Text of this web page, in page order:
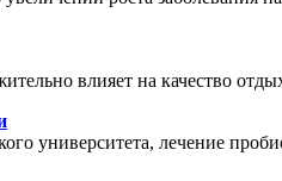
влияет на качество
университета, лечение